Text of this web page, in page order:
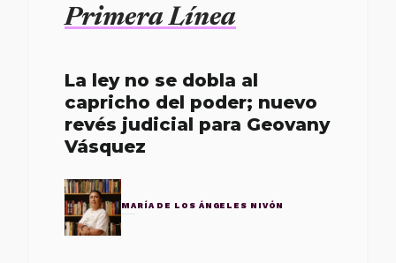
Primera Línea
La ley no se dobla al
capricho del poder; nuevo
revés judicial para Geovany
Vásquez
MARÍA DE LOS ÁNGELES NIVÓN